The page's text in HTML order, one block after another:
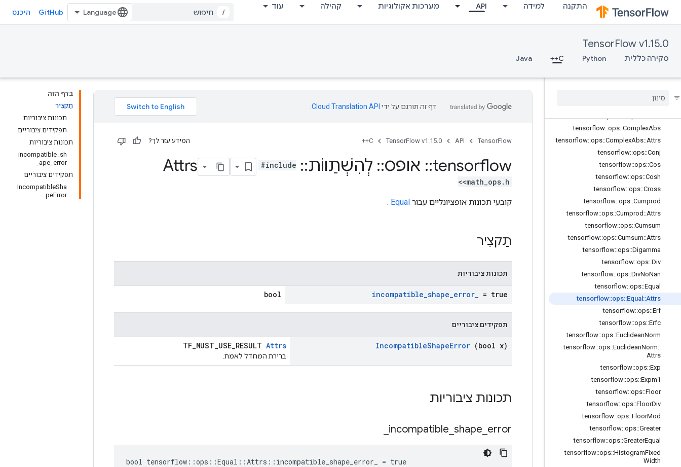
התקנה למידה API מערכות אקולוגיות קהילה עוד
/
GitHub היכנס
TensorFlow v1.15.0
סקירה כללית Python
C++
Java
tensorflow::ops::Bincount
tensorflow::ops::Bucketize
tensorflow::ops::Cast::Attrs
tensorflow::ops::Ceil
Complex
tensorflow::ops::ComplexAbs
tensorflow::ops::ComplexAbs::Attrs
tensorflow::ops::Conj
tensorflow::ops::Cos
tensorflow::ops::Cosh
tensorflow::ops::Cross
tensorflow::ops::Cumprod
tensorflow::ops::Cumprod ::Attrs
tensorflow::ops::Cumsum
tensorflow::ops::Cumsum::Attrs
tensorflow::ops::Digamma
tensorflow::ops::Div
tensorflow::ops::DivNoNan
tensorflow::ops::Equal
tensorflow::ops::Equal ::Attrs
tensorflow::ops::Erf
tensorflow::ops::Erfc
tensorflow::ops::EuclideanNorm
tensorflow::ops::EuclideanNorm::
Attrs
tensorflow::ops::Exp
tensorflow::ops::Expm1
tensorflow::ops::Floor
tensorflow::ops::FloorDiv
tensorflow::ops::FloorMod
tensorflow::ops::Greater
tensorflow::ops::GreaterEqual
tensorflow::ops::HistogramFixed
Width
בדף הזה
תַקצִיר
תכונות ציבוריות
תפקידים ציבוריים
תכונות ציבוריות
incompatible_sh
ape_error_
תפקידים ציבוריים
IncompatibleSha
peError
דף זה תורגם על ידי Cloud Translation API
TensorFlow
API
TensorFlow v1.15.0
C++ המידע עזר לך?
tensorflow
:: אופס:: לְהִשְׁתַווֹת::
#include
<math_ops.h>
קובעי תכונות אופציונליים עבור Equal
.
תַקצִיר
תכונות ציבוריות
incompatible_shape_error_ = true
bool
תפקידים ציבוריים
IncompatibleShapeError (bool x)
TF_MUST_USE_RESULT Attrs
ברירת המחדל לאמת.
תכונות ציבוריות
incompatible shape error
bool tensorflow::ops::Equal::Attrs::incompatible_shape_error_ = true